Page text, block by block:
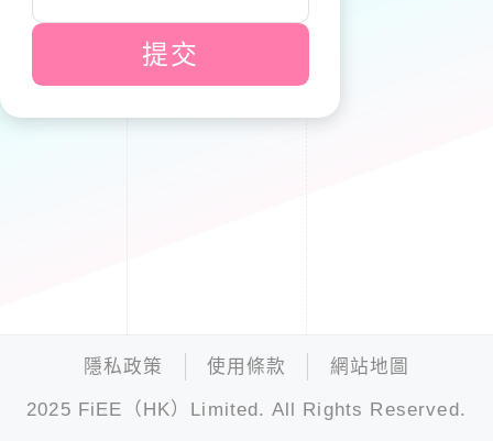
提交
隱私政策 使用條款 網站地圖
2025 FiEE（HK）Limited. All Rights Reserved.